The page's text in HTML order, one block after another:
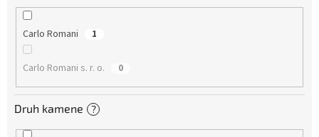
Carlo Romani 1
Carlo Romani s. r. o. 0
Druh kamene ?